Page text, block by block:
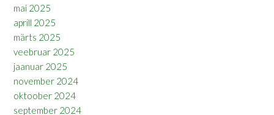
mai 2025
aprill 2025
märts 2025
veebruar 2025
jaanuar 2025
november 2024
oktoober 2024
september 2024